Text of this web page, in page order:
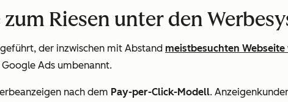
Riesen unter den
der inzwischen mit Abstand meistbesuchten
Google Ads umbenannt.
nach dem Pay-per-Click-Modell.